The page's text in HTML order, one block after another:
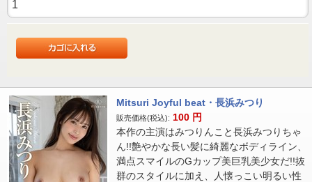
Mitsuri Joyful beat・長浜みつり
販売価格(税込): 100 円
本作の主演はみつりんこと長浜みつりちゃ
ん!!艶やかな長い髪に綺麗なボディライン、
満点スマイルのGカップ美巨乳美少女だ!!抜
群のスタイルに加え、人懐っこい明るい性